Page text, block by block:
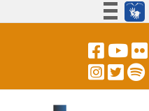
Acesso à informação